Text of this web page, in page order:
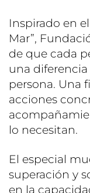
Inspirado en
Mar”,
de que cada
una
persona. Una
acciones
lo necesitan.
El especial
superación y
en la